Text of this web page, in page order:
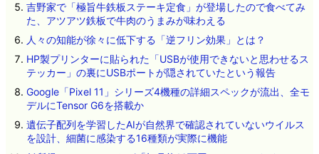
吉野家で「極旨牛鉄板ステーキ定食」が登場したので食べてみ
た、アツアツ鉄板で牛肉のうまみが味わえる
人々の知能が徐々に低下する「逆フリン効果」とは？
HP製プリンターに貼られた「USBが使用できないと思わせるス
テッカー」の裏にUSBポートが隠されていたという報告
Google「Pixel 11」シリーズ4機種の詳細スペックが流出、全モ
デルにTensor G6を搭載か
遺伝子配列を学習したAIが自然界で確認されていないウイルス
を設計、細菌に感染する16種類が実際に機能